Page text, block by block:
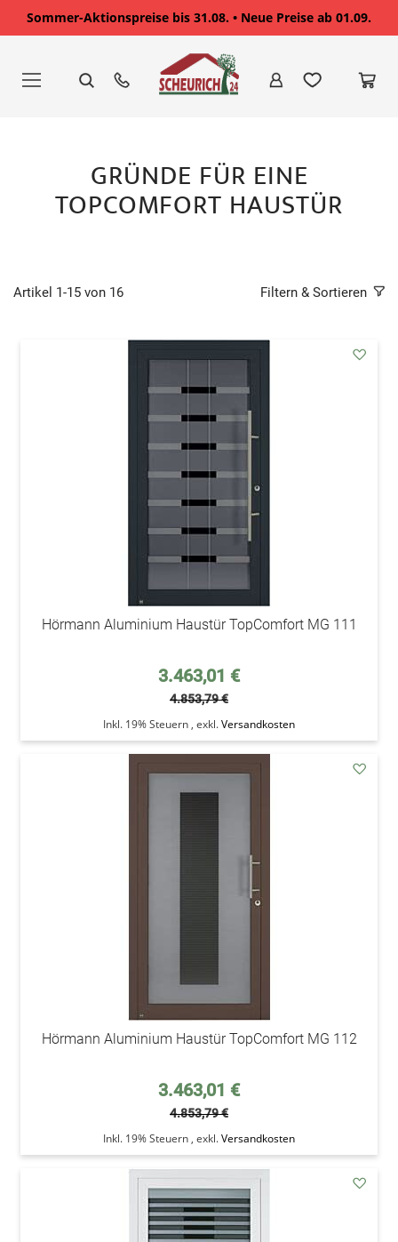
Sommer-Aktionspreise bis 31.08. • Neue Preise ab 01.09.
springen
GRÜNDE FÜR EINE
TOPCOMFORT HAUSTÜR
Artikel 1-15 von 16 Filtern & Sortieren
Hörmann Aluminium Haustür TopComfort MG 111
Sonderpreis
3.463,01 €
4.853,79 €
Inkl. 19% Steuern , exkl.Versandkosten
Hörmann Aluminium Haustür TopComfort MG 112
Sonderpreis
3.463,01 €
4.853,79 €
Inkl. 19% Steuern , exkl.Versandkosten